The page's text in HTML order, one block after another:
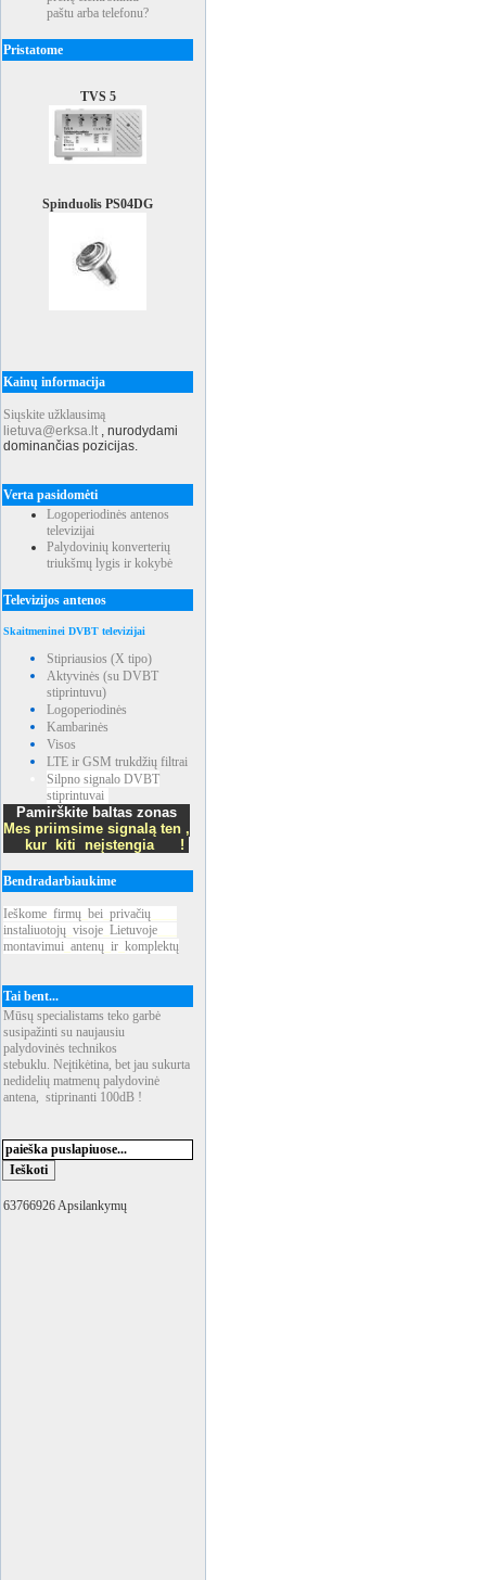
paštu arba telefonu?
Pristatome
TVS 5
Spinduolis PS04DG
Kainų informacija
Siųskite užklausimą
lietuva@erksa.lt , nurodydami
dominančias pozicijas.
Verta pasidomėti
Logoperiodinės antenos
televizijai
Palydovinių konverterių
triukšmų lygis ir kokybė
Televizijos antenos
Skaitmeninei DVBT televizijai
Stipriausios (X tipo)
Aktyvinės (su DVBT
stiprintuvu)
Logoperiodinės
Kambarinės
Visos
LTE ir GSM trukdžių filtrai
Silpno signalo DVBT
stiprintuvai
Pamirškite baltas zonas
Mes priimsime signalą ten ,
kur kiti neįstengia !
Bendradarbiaukime
Ieškome firmų bei privačių
instaliuotojų visoje Lietuvoje
montavimui antenų ir komplektų
Tai bent...
Mūsų specialistams teko garbė
susipažinti su naujausiu
palydovinės technikos
stebuklu. Neįtikėtina, bet jau sukurta
nedidelių matmenų palydovinė
antena, stiprinanti 100dB !
63766926 Apsilankymų